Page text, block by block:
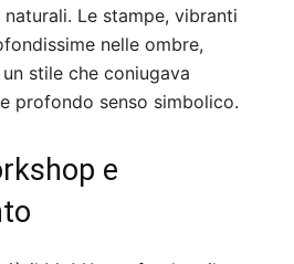
Le stampe, vibranti
nelle ombre,
stile che coniugava
profondo senso simbolico.
e